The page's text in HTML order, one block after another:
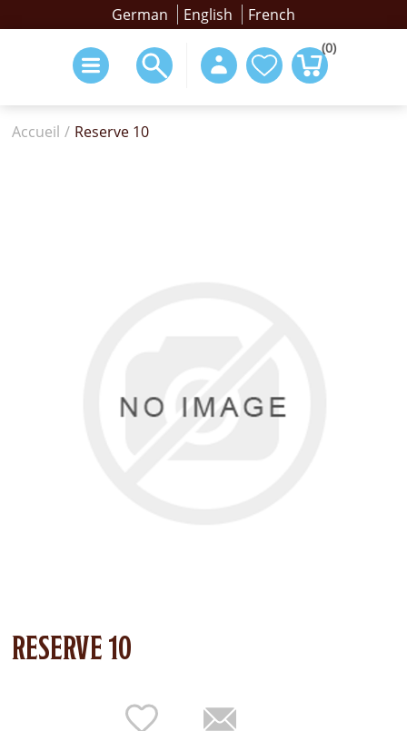
German English French
(0)
Accueil / Reserve 10
RESERVE 10